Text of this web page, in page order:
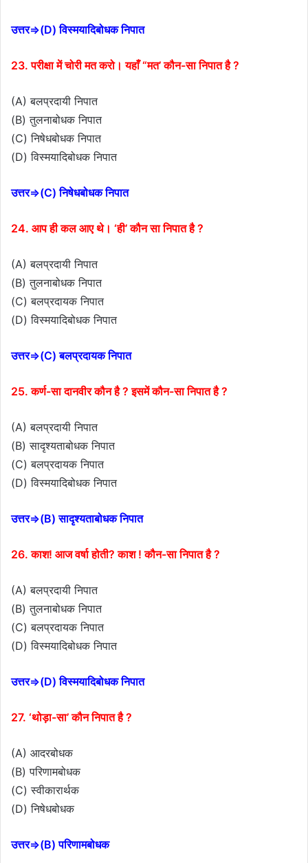
उत्तर⇒(D) विस्मयादिबोधक निपात
23. परीक्षा में चोरी मत करो। यहाँ “मत’ कौन-सा निपात है ?
(A) बलप्रदायी निपात
(B) तुलनाबोधक निपात
(C) निषेधबोधक निपात
(D) विस्मयादिबोधक निपात
उत्तर⇒(C) निषेधबोधक निपात
24. आप ही कल आए थे। ‘ही’ कौन सा निपात है ?
(A) बलप्रदायी निपात
(B) तुलनाबोधक निपात
(C) बलप्रदायक निपात
(D) विस्मयादिबोधक निपात
उत्तर⇒(C) बलप्रदायक निपात
25. कर्ण-सा दानवीर कौन है ? इसमें कौन-सा निपात है ?
(A) बलप्रदायी निपात
(B) सादृश्यताबोधक निपात
(C) बलप्रदायक निपात
(D) विस्मयादिबोधक निपात
उत्तर⇒(B) सादृश्यताबोधक निपात
26. काश! आज वर्षा होती? काश ! कौन-सा निपात है ?
(A) बलप्रदायी निपात
(B) तुलनाबोधक निपात
(C) बलप्रदायक निपात
(D) विस्मयादिबोधक निपात
उत्तर⇒(D) विस्मयादिबोधक निपात
27. ‘थोड़ा-सा’ कौन निपात है ?
(A) आदरबोधक
(B) परिणामबोधक
(C) स्वीकारार्थक
(D) निषेधबोधक
उत्तर⇒(B) परिणामबोधक